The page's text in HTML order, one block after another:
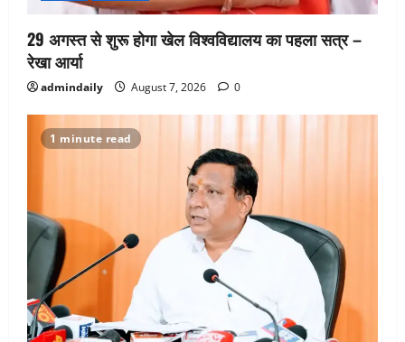
29 अगस्त से शुरू होगा खेल विश्वविद्यालय का पहला सत्र –
रेखा आर्या
admindaily August 7, 2026 0
1 minute read